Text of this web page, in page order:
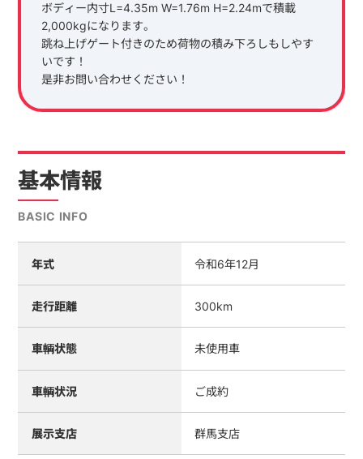
ボディー内寸L=4.35m W=1.76m H=2.24mで積載
2,000kgになります。
跳ね上げゲート付きのため荷物の積み下ろしもしやす
いです！
是非お問い合わせください！
基本情報
BASIC INFO
年式 令和6年12月
走行距離 300km
車輌状態 未使用車
車輌状況 ご成約
展示支店 群馬支店